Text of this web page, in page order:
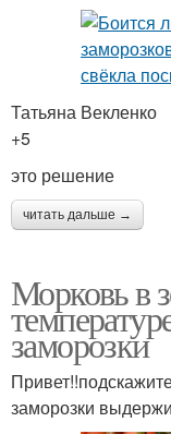
Татьяна Векленко
+5
это решение
читать дальше →
Морковь в
заморозки
заморозки